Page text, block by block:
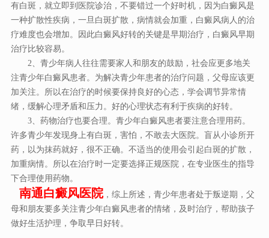
有白斑，就立即到医院诊治，不要错过一个好时机，因为白癜风是
一种扩散性疾病，一旦白斑扩散，病情就会加重，白癜风病人的治
疗难度也会增加。因此白癜风好转的关键是早期治疗，白癜风早期
治疗比较容易。
2、青少年病人往往需要家人和朋友的鼓励，社会应更多地关
注青少年白癜风患者。为解决青少年患者的治疗问题，父母应该更
加关注。所以在治疗的时候要保持良好的心态，学会调节异常情
绪，缓解心理矛盾和压力。好的心理状态有利于疾病的好转。
3、药物治疗也要合理。青少年白癜风患者要注意合理用药。
许多青少年发现身上有白斑，害怕，不敢去大医院。盲从小诊所开
药，以为抹药就好，很不正确。不适当的使用会引起白斑的扩散，
加重病情。所以在治疗时一定要选择正规医院，在专业医生的指导
下合理使用药物。
南通白癜风医院，综上所述，青少年患者处于叛逆期，父
母和朋友要多关注青少年白癜风患者的情绪，及时治疗，帮助孩子
做好生活护理，争取早日好转。